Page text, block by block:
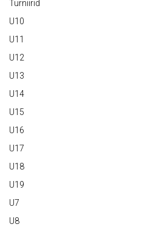
Turniirid
U10
U11
U12
U13
U14
U15
U16
U17
U18
U19
U7
U8